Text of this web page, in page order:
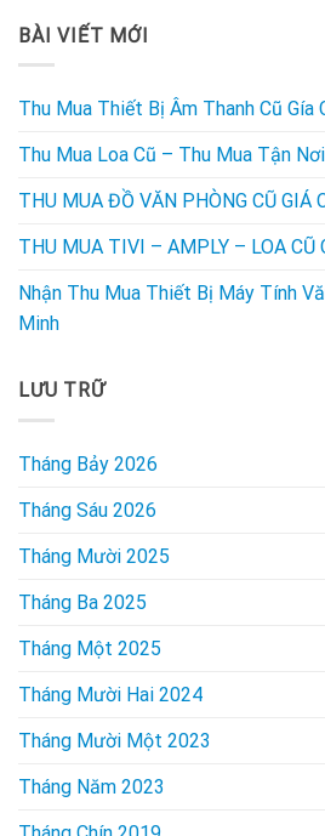
BÀI VIẾT MỚI
Thu Mua Thiết Bị Âm Thanh Cũ Gía
Thu Mua Loa Cũ – Thu Mua Tận
THU MUA ĐỒ VĂN PHÒNG CŨ GIÁ
THU MUA TIVI – AMPLY – LOA CŨ
Nhận Thu Mua Thiết Bị Máy Tính
Minh
LƯU TRỮ
Tháng Bảy 2026
Tháng Sáu 2026
Tháng Mười 2025
Tháng Ba 2025
Tháng Một 2025
Tháng Mười Hai 2024
Tháng Mười Một 2023
Tháng Năm 2023